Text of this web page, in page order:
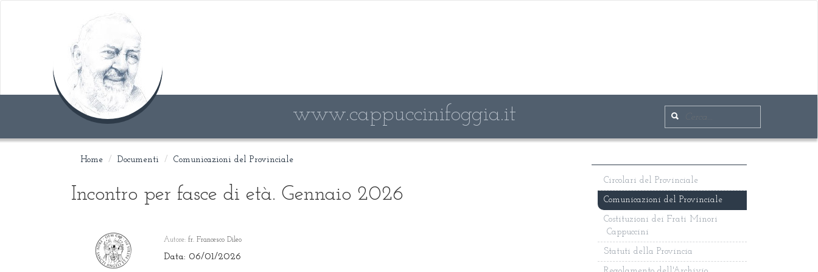
www.cappuccinifoggia.it
Home Documenti Comunicazioni del Provinciale
Incontro per fasce di età. Gennaio 2026
Autore:fr. Francesco Dileo
Data: 06/01/2026
Circolari del Provinciale
Comunicazioni del Provinciale
Costituzioni dei Frati Minori
Cappuccini
Statuti della Provincia